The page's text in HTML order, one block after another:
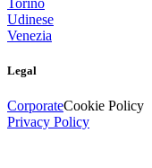
Udinese
Venezia
Legal
CorporateCookie Policy
Privacy Policy